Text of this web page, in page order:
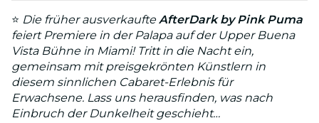
⭐ Die früher ausverkaufteAfterDark by Pink Puma
feiert Premiere in der Palapa auf der Upper Buena
Vista Bühne in Miami! Tritt in die Nacht ein,
gemeinsam mit preisgekrönten Künstlern in
diesem sinnlichen Cabaret-Erlebnis für
Erwachsene. Lass uns herausfinden, was nach
Einbruch der Dunkelheit geschieht…